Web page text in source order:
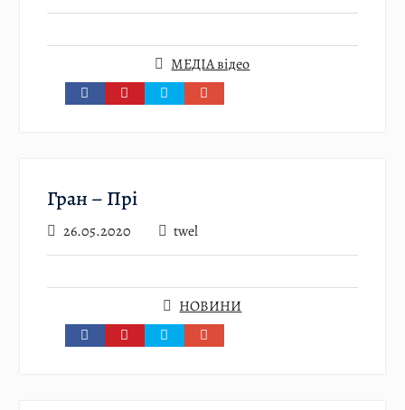
МЕДІА відео
Гран – Прі
26.05.2020 twel
НОВИНИ